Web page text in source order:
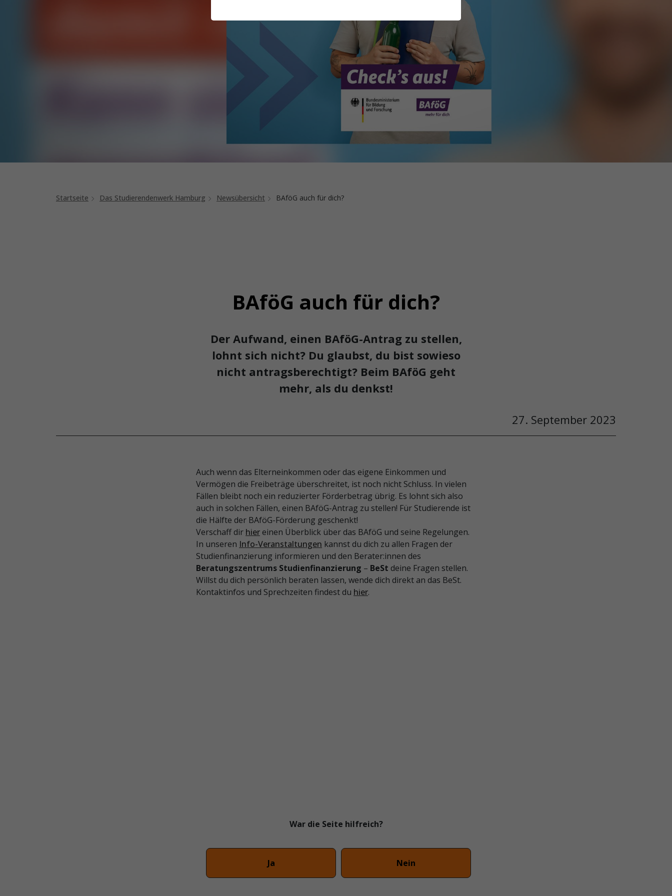
Startseite Das Studierendenwerk Hamburg Newsübersicht BAföG auch für dich?
BAföG auch für dich?
Der Aufwand, einen BAföG-Antrag zu stellen,
lohnt sich nicht? Du glaubst, du bist sowieso
nicht antragsberechtigt? Beim BAföG geht
mehr, als du denkst!
27. September 2023
Auch wenn das Elterneinkommen oder das eigene Einkommen und
Vermögen die Freibeträge überschreitet, ist noch nicht Schluss. In vielen
Fällen bleibt noch ein reduzierter Förderbetrag übrig. Es lohnt sich also
auch in solchen Fällen, einen BAföG-Antrag zu stellen! Für Studierende ist
die Hälfte der BAföG-Förderung geschenkt!
Verschaff dir hier einen Überblick über das BAföG und seine Regelungen.
In unseren Info-Veranstaltungen kannst du dich zu allen Fragen der
Studienfinanzierung informieren und den Berater:innen des
Beratungszentrums Studienfinanzierung – BeSt deine Fragen stellen.
Willst du dich persönlich beraten lassen, wende dich direkt an das BeSt.
Kontaktinfos und Sprechzeiten findest du hier.
War die Seite hilfreich?
Ja Nein